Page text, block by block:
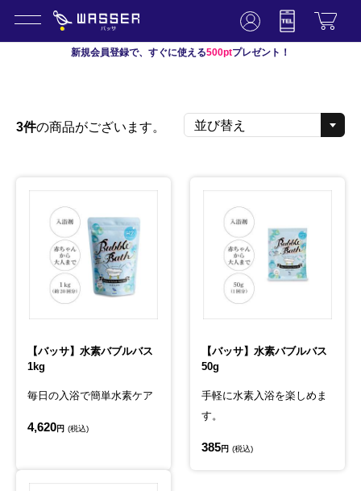
新規会員登録で、すぐに使える500ptプレゼント！
3件の商品がございます。
【バッサ】水素バブルバス
1kg
毎日の入浴で簡単水素ケア
4,620円 (税込)
【バッサ】水素バブルバス
50g
手軽に水素入浴を楽しめま
す。
385円 (税込)